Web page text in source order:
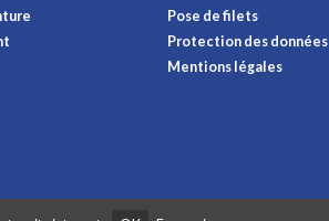
Pose de filets
Protection des données
Mentions légales